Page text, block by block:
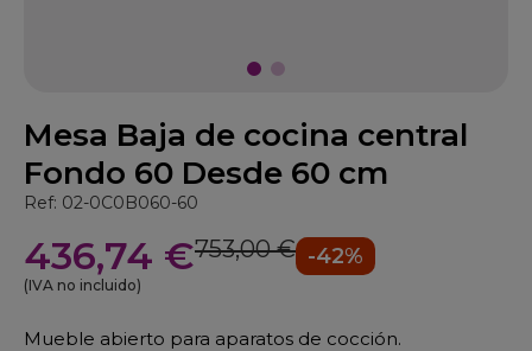
Mesa Baja de cocina central
Fondo 60 Desde 60 cm
Ref: 02-0C0B060-60
436,74 €753,00 € -42%
(IVA no incluido)
Mueble abierto para aparatos de cocción.